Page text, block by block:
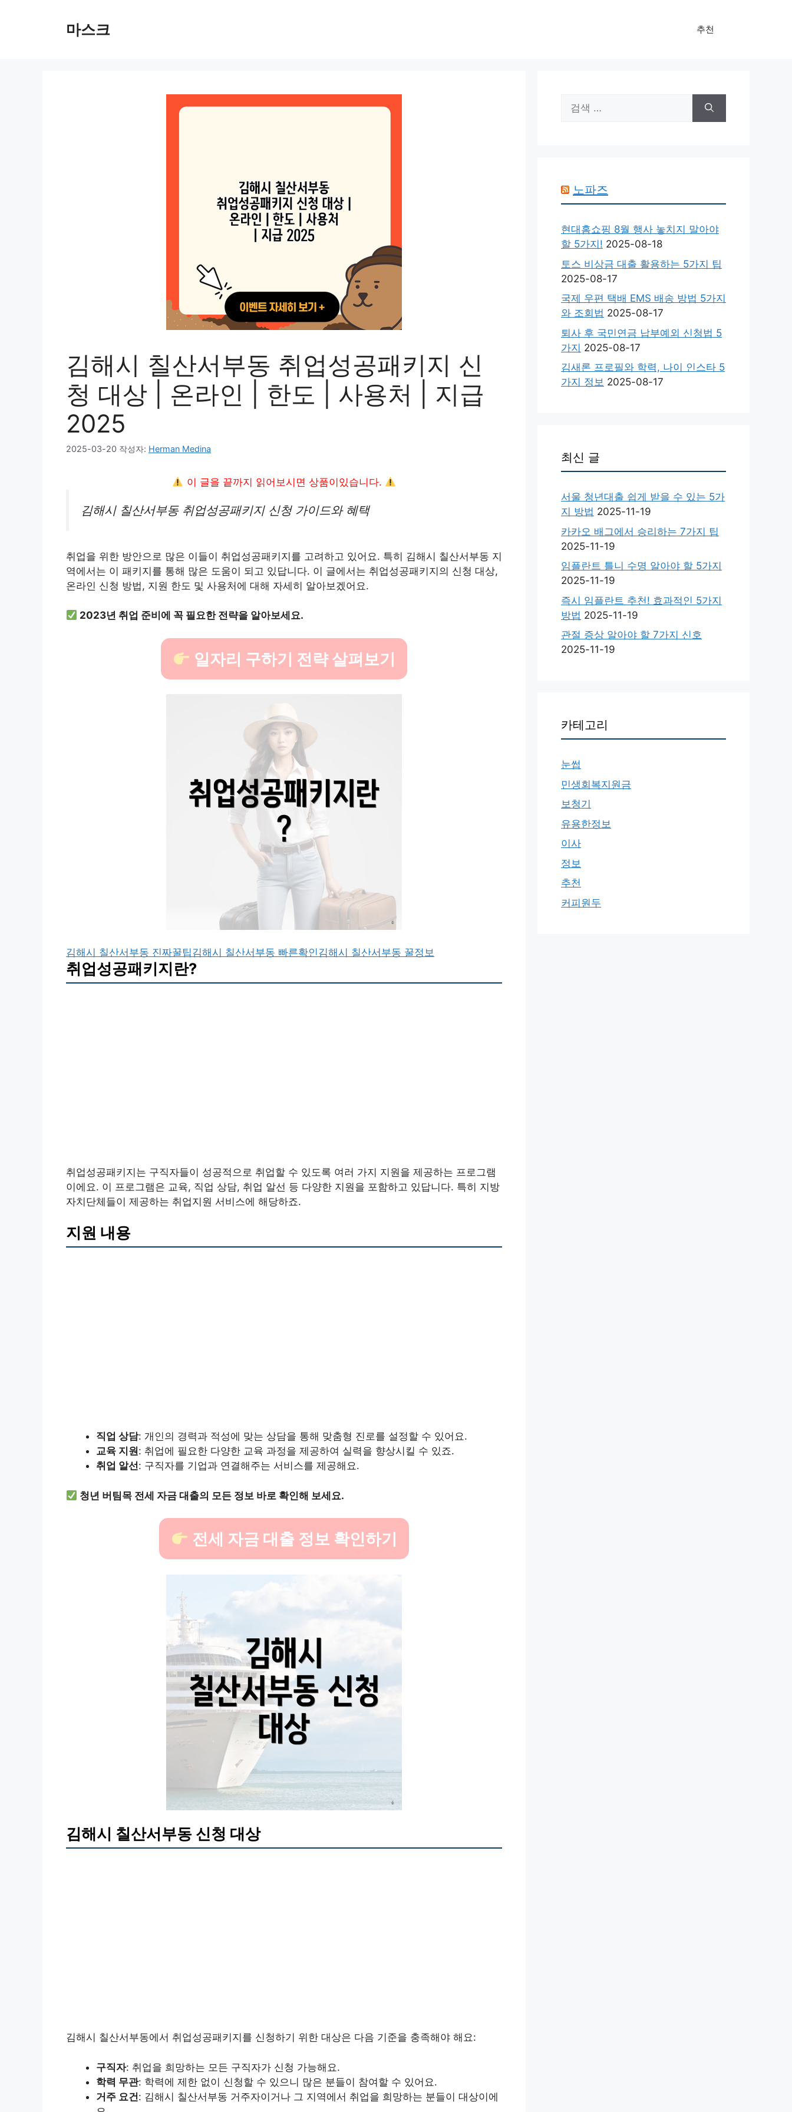
마스크 추천
김해시 칠산서부동 취업성공패키지 신
청 대상 | 온라인 | 한도 | 사용처 | 지급
2025
2025-03-20 작성자: Herman Medina
이 글을 끝까지 읽어보시면 상품이있습니다.
김해시 칠산서부동 취업성공패키지 신청 가이드와 혜택
취업을 위한 방안으로 많은 이들이 취업성공패키지를 고려하고 있어요. 특히 김해시 칠산서부동 지
역에서는 이 패키지를 통해 많은 도움이 되고 있답니다. 이 글에서는 취업성공패키지의 신청 대상,
온라인 신청 방법, 지원 한도 및 사용처에 대해 자세히 알아보겠어요.
2023년 취업 준비에 꼭 필요한 전략을 알아보세요.
일자리 구하기 전략 살펴보기
김해시 칠산서부동 진짜꿀팁 김해시 칠산서부동 빠른확인 김해시 칠산서부동 꿀정보
취업성공패키지란?
취업성공패키지는 구직자들이 성공적으로 취업할 수 있도록 여러 가지 지원을 제공하는 프로그램
이에요. 이 프로그램은 교육, 직업 상담, 취업 알선 등 다양한 지원을 포함하고 있답니다. 특히 지방
자치단체들이 제공하는 취업지원 서비스에 해당하죠.
지원 내용
직업 상담: 개인의 경력과 적성에 맞는 상담을 통해 맞춤형 진로를 설정할 수 있어요.
교육 지원: 취업에 필요한 다양한 교육 과정을 제공하여 실력을 향상시킬 수 있죠.
취업 알선: 구직자를 기업과 연결해주는 서비스를 제공해요.
청년 버팀목 전세 자금 대출의 모든 정보 바로 확인해 보세요.
전세 자금 대출 정보 확인하기
김해시 칠산서부동 신청 대상
김해시 칠산서부동에서 취업성공패키지를 신청하기 위한 대상은 다음 기준을 충족해야 해요:
구직자: 취업을 희망하는 모든 구직자가 신청 가능해요.
학력 무관: 학력에 제한 없이 신청할 수 있으니 많은 분들이 참여할 수 있어요.
거주 요건: 김해시 칠산서부동 거주자이거나 그 지역에서 취업을 희망하는 분들이 대상이에
색:
노파즈
현대홈쇼핑 8월 행사 놓치지 말아야
할 5가지! 2025-08-18
토스 비상금 대출 활용하는 5가지 팁
2025-08-17
국제 우편 택배 EMS 배송 방법 5가지
와 조회법 2025-08-17
퇴사 후 국민연금 납부예외 신청법 5
가지 2025-08-17
김새론 프로필와 학력, 나이 인스타 5
가지 정보 2025-08-17
최신 글
서울 청년대출 쉽게 받을 수 있는 5가
지 방법 2025-11-19
카카오 배그에서 승리하는 7가지 팁
2025-11-19
임플란트 틀니 수명 알아야 할 5가지
2025-11-19
즉시 임플란트 추천! 효과적인 5가지
방법 2025-11-19
관절 증상 알아야 할 7가지 신호
2025-11-19
카테고리
눈썹
민생회복지원금
보청기
유용한정보
이사
정보
추천
커피원두